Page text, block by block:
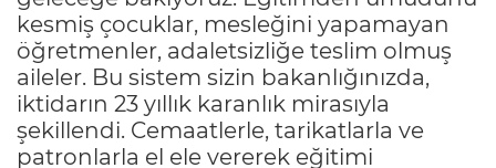
kesmiş çocuklar, mesleğini yapamayan
öğretmenler, adaletsizliğe teslim olmuş
aileler. Bu sistem sizin bakanlığınızda,
iktidarın 23 yıllık karanlık mirasıyla
şekillendi. Cemaatlerle, tarikatlarla ve
patronlarla el ele vererek eğitimi